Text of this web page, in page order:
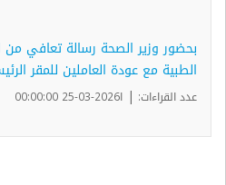
بحضور وزير الصحة رسالة تعافي من
الطبية مع عودة العاملين للمقر
عدد القراءات: | ا2026-03-25 00:00:00